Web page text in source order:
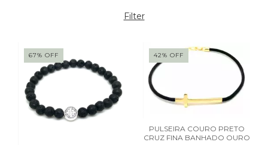
Filter
67% OFF 42% OFF
PULSEIRA COURO PRETO
CRUZ FINA BANHADO OURO